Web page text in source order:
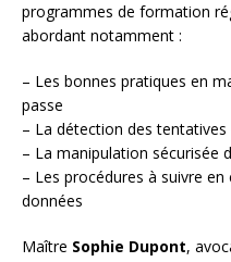
programmes de formation
abordant notamment :
– Les bonnes pratiques en
passe
– La détection des tentatives
– La manipulation sécurisée
– Les procédures à suivre
données
Maître Sophie Dupont,